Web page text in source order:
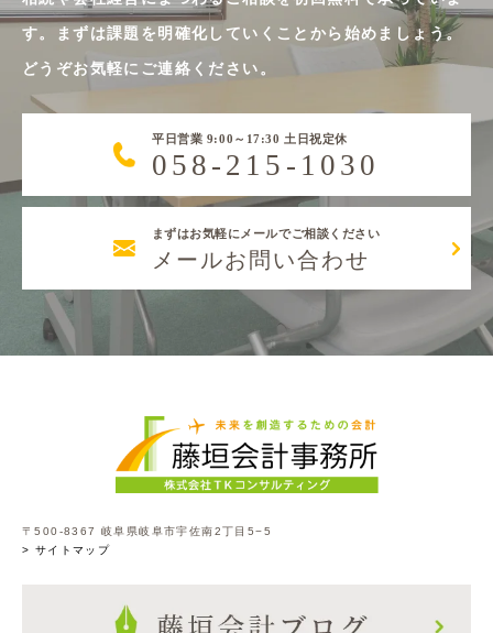
す。まずは課題を明確化していくことから始めましょう。
どうぞお気軽にご連絡ください。
平日営業 9:00～17:30 土日祝定休
058-215-1030
まずはお気軽にメールでご相談ください
メールお問い合わせ
〒500-8367 岐阜県岐阜市宇佐南2丁目5−5
> サイトマップ